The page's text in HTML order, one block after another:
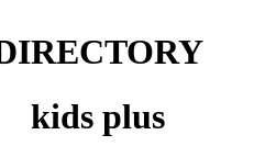
kids plus